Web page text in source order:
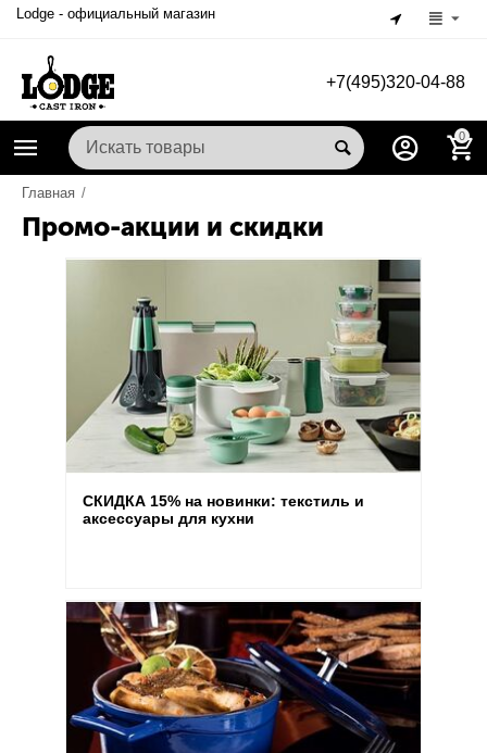
Lodge - официальный магазин
+7(495)320-04-88
0
Главная /
Промо-акции и скидки
СКИДКА 15% на новинки: текстиль и
аксессуары для кухни